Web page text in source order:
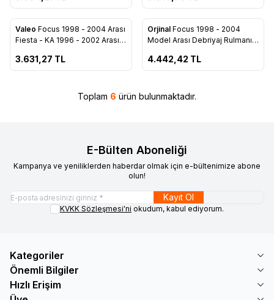
Favorilere Ekle
Valeo Focus 1998 - 2004 Arası
Fiesta - KA 1996 - 2002 Arası
EA
3.631,27 TL
Favorilere Ekle
Tükendi
Orjinal Focus 1998 - 2004
Model Arası Debriyaj Rulmanı (
4.442,42 TL
Toplam 6 ürün bulunmaktadır.
E-Bülten Aboneliği
Kampanya ve yeniliklerden haberdar olmak için e-bültenimize abone
olun!
Kayıt Ol
KVKK Sözleşmesi'ni okudum, kabul ediyorum.
Kategoriler
Önemli Bilgiler
Hızlı Erişim